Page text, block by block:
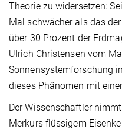
Theorie zu widersetzen:
Mal schwächer als das
über 30 Prozent der
Ulrich Christensen vom
Sonnensystemforschung
dieses Phänomen mit
Der Wissenschaftler
Merkurs flüssigem